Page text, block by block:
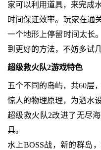
家可以利用道具，来完成
时间保证效率。玩家在通
一个地形上停留时间太长
到更好的方法，不妨多试
超级救火队2游戏特色
五个不同的岛屿，共60层
惊人的物理原理，为洒水
超级救火队2改进了无尽
具。
水上BOSS战，新的群岛